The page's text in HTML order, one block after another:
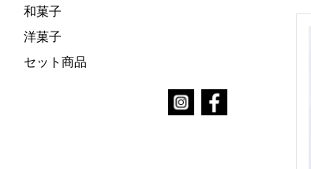
和菓子
洋菓子
セット商品